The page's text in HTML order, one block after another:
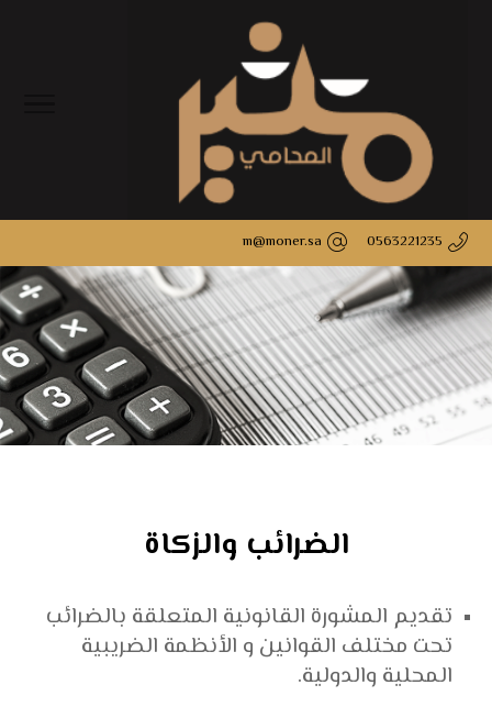
0563221235
m@moner.sa
الضرائب والزكاة
تقديم المشورة القانونية المتعلقة بالضرائب
تحت مختلف القوانين و الأنظمة الضريبية
المحلية والدولية.